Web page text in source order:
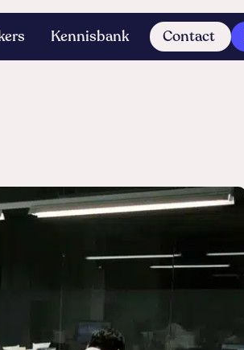
Kennisbank Contact